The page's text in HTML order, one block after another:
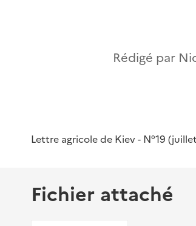
Rédigé par
Lettre agricole de Kiev - N°19
Fichier attaché